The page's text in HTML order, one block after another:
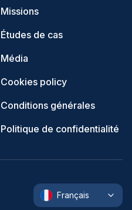
Missions
Études de cas
Média
Cookies policy
Conditions générales
Politique de confidentialité
Français